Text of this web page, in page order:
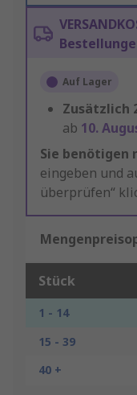
Auf Lager
Zusätzlich
ab 10.
Sie benötigen
eingeben und
überprüfen“
Stück
1 - 14
15 - 39
40 +